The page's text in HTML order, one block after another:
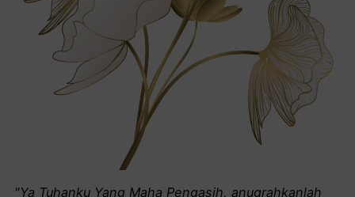
"Ya Tuhanku Yang Maha Pengasih, anugrahkanlah